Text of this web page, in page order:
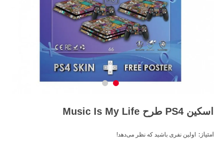
اسکین PS4 طرح Music Is My Life
امتیاز: اولین نفری باشید که نظر می‌دهد!